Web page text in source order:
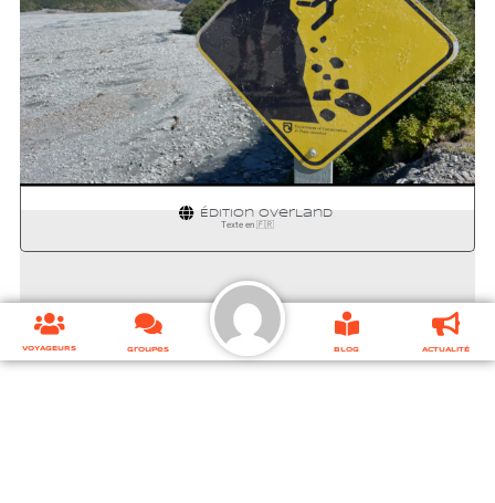
Édition OverLand
Texte en 🇫🇷
VOYAGEURS Groupes Blog ACTUALITÉ